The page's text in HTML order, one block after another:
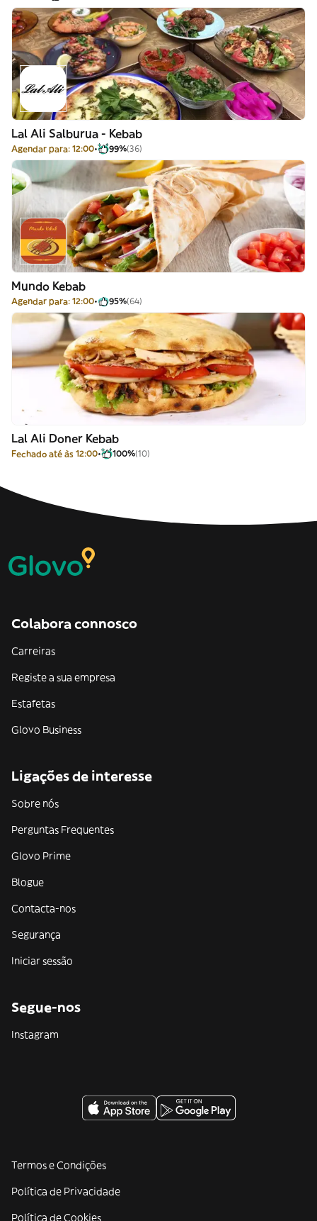
Lal Ali Salburua - Kebab
Agendar para: 12:00 99%(36)
Mundo Kebab
Agendar para: 12:00 95%(64)
Lal Ali Doner Kebab
Fechado até às 12:00 100%(10)
Colabora connosco
Carreiras
Registe a sua empresa
Estafetas
Glovo Business
Ligações de interesse
Sobre nós
Perguntas Frequentes
Glovo Prime
Blogue
Contacta-nos
Segurança
Iniciar sessão
Segue-nos
Instagram
Termos e Condições
Política de Privacidade
Política de Cookies